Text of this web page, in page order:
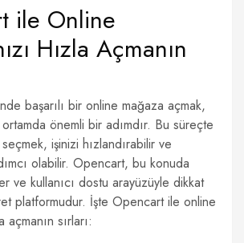
ile Online
Hızla Açmanın
başarılı bir online mağaza açmak,
önemli bir adımdır. Bu süreçte
işinizi hızlandırabilir ve
olabilir. Opencart, bu konuda
ve kullanıcı dostu arayüzüyle dikkat
platformudur. İşte Opencart ile online
açmanın sırları: